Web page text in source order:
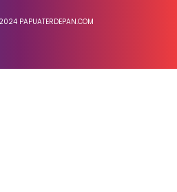
PAPUATERDEPAN.COM